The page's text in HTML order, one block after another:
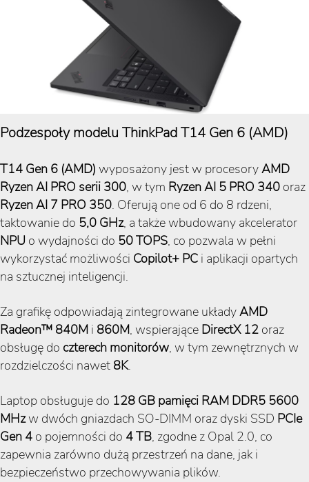
Podzespoły modelu ThinkPad T14 Gen 6 (AMD)
T14 Gen 6 (AMD) wyposażony jest w procesoryAMD
Ryzen AI PRO serii 300, w tym Ryzen AI 5 PRO 340 oraz
Ryzen AI 7 PRO 350. Oferują one od 6 do 8 rdzeni,
taktowanie do 5,0 GHz, a także wbudowany akcelerator
NPU o wydajności do 50 TOPS, co pozwala w pełni
wykorzystać możliwości Copilot+ PC i aplikacji opartych
na sztucznej inteligencji.
Za grafikę odpowiadają zintegrowane układyAMD
Radeon™ 840M i 860M, wspierające DirectX 12 oraz
obsługę do czterech monitorów, w tym zewnętrznych w
rozdzielczości nawet 8K.
Laptop obsługuje do 128 GB pamięci RAM DDR5 5600
MHzw dwóch gniazdach SO-DIMM oraz dyski SSD PCIe
Gen 4 o pojemności do 4 TB, zgodne z Opal 2.0, co
zapewnia zarówno dużą przestrzeń na dane, jak i
bezpieczeństwo przechowywania plików.